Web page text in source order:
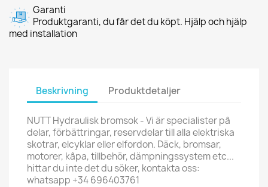
Garanti
Produktgaranti, du får det du köpt. Hjälp och hjälp
med installation
Beskrivning Produktdetaljer
NUTT Hydraulisk bromsok - Vi är specialister på
delar, förbättringar, reservdelar till alla elektriska
skotrar, elcyklar eller elfordon. Däck, bromsar,
motorer, kåpa, tillbehör, dämpningssystem etc...
hittar du inte det du söker, kontakta oss:
whatsapp +34 696403761